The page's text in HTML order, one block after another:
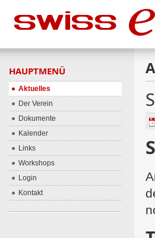
HAUPTMENÜ
Aktuelles
Der Verein
Dokumente
Kalender
Links
Workshops
Login
Kontakt